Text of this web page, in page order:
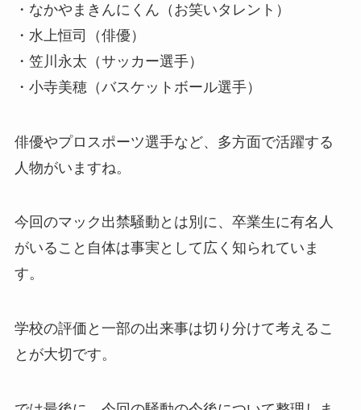
・なかやまきんにくん（お笑いタレント）
・水上恒司（俳優）
・笠川永太（サッカー選手）
・小寺美穂（バスケットボール選手）
俳優やプロスポーツ選手など、多方面で活躍する
人物がいますね。
今回のマック出禁騒動とは別に、卒業生に有名人
がいること自体は事実として広く知られていま
す。
学校の評価と一部の出来事は切り分けて考えるこ
とが大切です。